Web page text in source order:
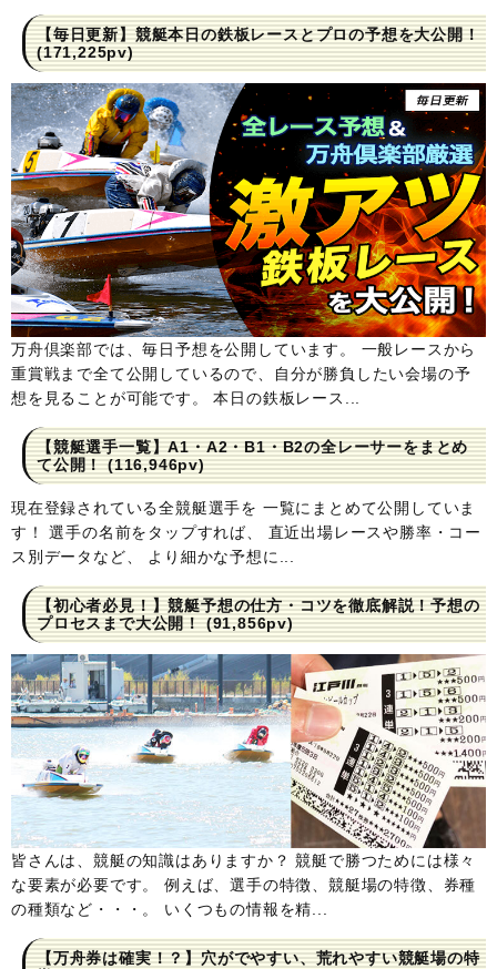
【毎日更新】競艇本日の鉄板レースとプロの予想を大公開！
(171,225pv)
万舟倶楽部では、毎日予想を公開しています。 一般レースから
重賞戦まで全て公開しているので、自分が勝負したい会場の予
想を見ることが可能です。 本日の鉄板レース...
【競艇選手一覧】A1・A2・B1・B2の全レーサーをまとめ
て公開！(116,946pv)
現在登録されている全競艇選手を 一覧にまとめて公開していま
す！ 選手の名前をタップすれば、 直近出場レースや勝率・コー
ス別データなど、 より細かな予想に...
【初心者必見！】競艇予想の仕方・コツを徹底解説！予想の
プロセスまで大公開！(91,856pv)
皆さんは、競艇の知識はありますか？ 競艇で勝つためには様々
な要素が必要です。 例えば、選手の特徴、競艇場の特徴、券種
の種類など・・・。 いくつもの情報を精...
【万舟券は確実！？】穴がでやすい、荒れやすい競艇場の特